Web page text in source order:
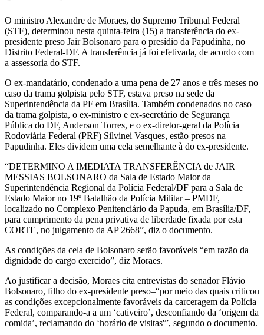
O ministro Alexandre de Moraes, do Supremo Tribunal Federal
(STF), determinou nesta quinta-feira (15) a transferência do ex-
presidente preso Jair Bolsonaro para o presídio da Papudinha, no
Distrito Federal-DF. A transferência já foi efetivada, de acordo com
a assessoria do STF.
O ex-mandatário, condenado a uma pena de 27 anos e três meses no
caso da trama golpista pelo STF, estava preso na sede da
Superintendência da PF em Brasília. Também condenados no caso
da trama golpista, o ex-ministro e ex-secretário de Segurança
Pública do DF, Anderson Torres, e o ex-diretor-geral da Polícia
Rodoviária Federal (PRF) Silvinei Vasques, estão presos na
Papudinha. Eles dividem uma cela semelhante à do ex-presidente.
“DETERMINO A IMEDIATA TRANSFERÊNCIA de JAIR
MESSIAS BOLSONARO da Sala de Estado Maior da
Superintendência Regional da Polícia Federal/DF para a Sala de
Estado Maior no 19º Batalhão da Polícia Militar – PMDF,
localizado no Complexo Penitenciário da Papuda, em Brasília/DF,
para cumprimento da pena privativa de liberdade fixada por esta
CORTE, no julgamento da AP 2668”, diz o documento.
As condições da cela de Bolsonaro serão favoráveis “em razão da
dignidade do cargo exercido”, diz Moraes.
Ao justificar a decisão, Moraes cita entrevistas do senador Flávio
Bolsonaro, filho do ex-presidente preso–“por meio das quais criticou
as condições excepcionalmente favoráveis da carceragem da Polícia
Federal, comparando-a a um ‘cativeiro’, desconfiando da ‘origem da
comida’, reclamando do ‘horário de visitas'”, segundo o documento.